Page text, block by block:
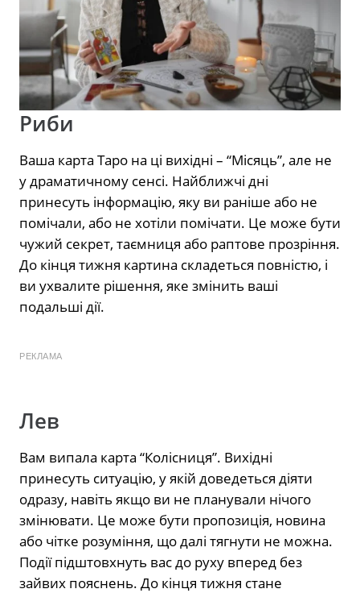
Риби
Ваша карта Таро на ці вихідні – “Місяць”, але не
у драматичному сенсі. Найближчі дні
принесуть інформацію, яку ви раніше або не
помічали, або не хотіли помічати. Це може бути
чужий секрет, таємниця або раптове прозріння.
До кінця тижня картина складеться повністю, і
ви ухвалите рішення, яке змінить ваші
подальші дії.
РЕКЛАМА
Лев
Вам випала карта “Колісниця”. Вихідні
принесуть ситуацію, у якій доведеться діяти
одразу, навіть якщо ви не планували нічого
змінювати. Це може бути пропозиція, новина
або чітке розуміння, що далі тягнути не можна.
Події підштовхнуть вас до руху вперед без
зайвих пояснень. До кінця тижня стане